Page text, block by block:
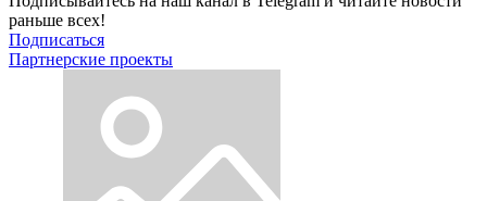
раньше всех!
Подписаться
Партнерские проекты